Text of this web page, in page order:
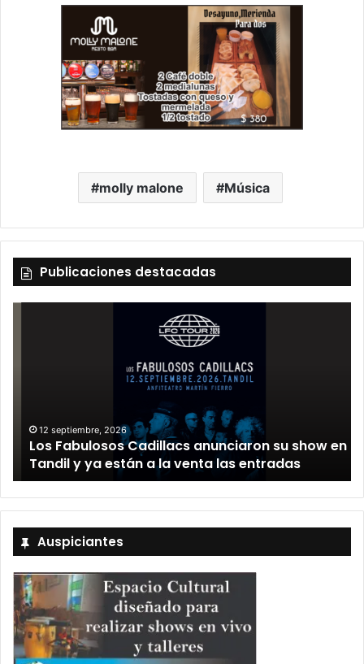
molly malone Música
Publicaciones destacadas
12 septiembre, 2026
Los Fabulosos Cadillacs anunciaron su show en
Tandil y ya están a la venta las entradas
Auspiciantes